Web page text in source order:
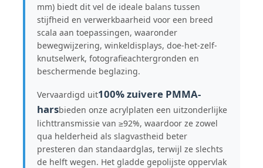
Fabrieksreis
Kwaliteitscontrole
nieuws
Alle Gevallen
mm) biedt dit vel de ideale balans tussen
stijfheid en verwerkbaarheid voor een breed
scala aan toepassingen, waaronder
bewegwijzering, winkeldisplays, doe-het-zelf-
knutselwerk, fotografieachtergronden en
beschermende beglazing.
Vervaardigd uit100% zuivere PMMA-
harsbieden onze acrylplaten een uitzonderlijke
lichttransmissie van ≥92%, waardoor ze zowel
qua helderheid als slagvastheid beter
presteren dan standaardglas, terwijl ze slechts
de helft wegen. Het gladde gepolijste oppervlak